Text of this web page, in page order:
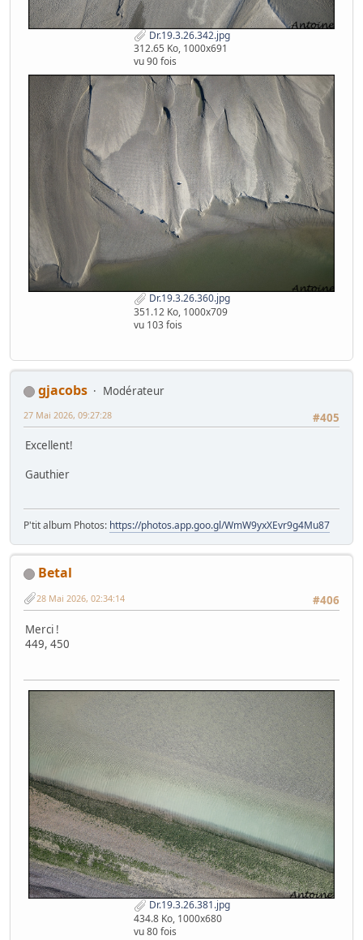
Dr.19.3.26.342.jpg
312.65 Ko, 1000x691
vu 90 fois
Dr.19.3.26.360.jpg
351.12 Ko, 1000x709
vu 103 fois
gjacobs
Modérateur
#405
27 Mai 2026, 09:27:28
Excellent!
Gauthier
P'tit album Photos: https://photos.app.goo.gl/WmW9yxXEvr9g4Mu87
Betal
#406
28 Mai 2026, 02:34:14
Merci !
449, 450
Dr.19.3.26.381.jpg
434.8 Ko, 1000x680
vu 80 fois